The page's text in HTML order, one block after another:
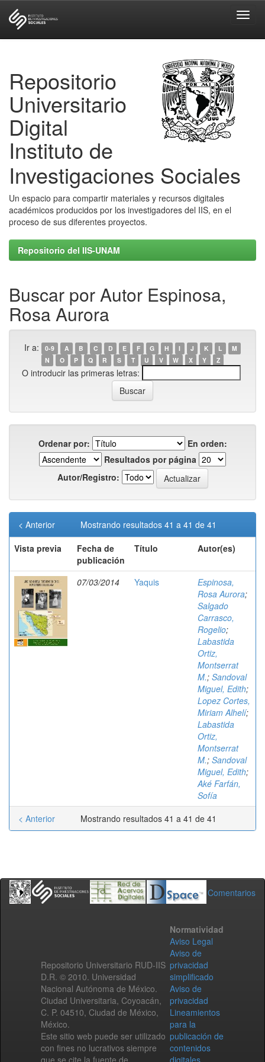
Repositorio
Universitario
Digital
Instituto de
Investigaciones Sociales
Un espacio para compartir materiales y recursos digitales
académicos producidos por los investigadores del IIS, en el
proceso de sus diferentes proyectos.
Repositorio del IIS-UNAM
Buscar por Autor Espinosa,
Rosa Aurora
Ir a: 0-9 A B C D E F G H I J K L
M
N
O P Q R S T U V W X Y Z
O introducir las primeras letras:
Ordenar por:
En orden:
Resultados por página
Autor/Registro:
Mostrando resultados 41 a 41 de 41
< Anterior
Vista previa
Fecha de
publicación
Título Autor(es)
07/03/2014 Yaquis
Espinosa,
Rosa Aurora;
Salgado
Carrasco,
Rogelio;
Labastida
Ortiz,
Montserrat
M.; Sandoval
Miguel, Edith;
Lopez Cortes,
Miriam Alhelí;
Labastida
Ortiz,
Montserrat
M.; Sandoval
Miguel, Edith;
Aké Farfán,
Sofía
Mostrando resultados 41 a 41 de 41
< Anterior
Comentarios
Repositorio Universitario RUD-IIS
D.R. © 2010. Universidad
Nacional Autónoma de México.
Ciudad Universitaria, Coyoacán,
C. P. 04510, Ciudad de México,
México.
Este sitio web puede ser utilizado
con fines no lucrativos siempre
que se cite la fuente de
Normatividad
Aviso Legal
Aviso de
privacidad
simplificado
Aviso de
privacidad
Lineamientos
para la
publicación de
contenidos
digitales